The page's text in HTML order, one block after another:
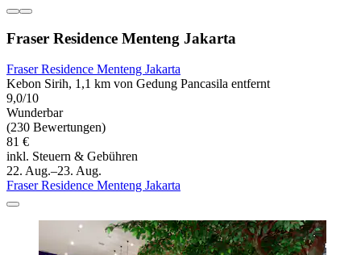
Fraser Residence Menteng Jakarta
Fraser Residence Menteng Jakarta
Kebon Sirih, 1,1 km von Gedung Pancasila entfernt
9,0/10
Wunderbar
(230 Bewertungen)
81 €
inkl. Steuern & Gebühren
22. Aug.–23. Aug.
Fraser Residence Menteng Jakarta